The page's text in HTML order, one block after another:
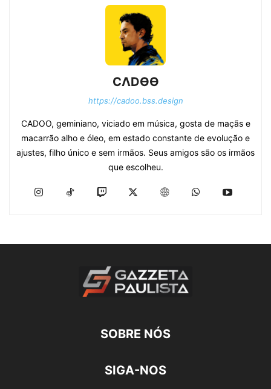
CΛDӨӨ
https://cadoo.bss.design
CADOO, geminiano, viciado em música, gosta de maçãs e
macarrão alho e óleo, em estado constante de evolução e
ajustes, filho único e sem irmãos. Seus amigos são os irmãos
que escolheu.
SOBRE NÓS
SIGA-NOS